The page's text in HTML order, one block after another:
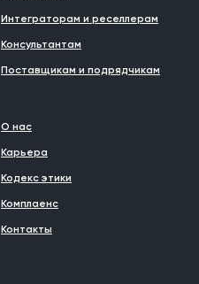
Интеграторам и реселлерам
Консультантам
Поставщикам и подрядчикам
О нас
Карьера
Кодекс этики
Комплаенс
Контакты